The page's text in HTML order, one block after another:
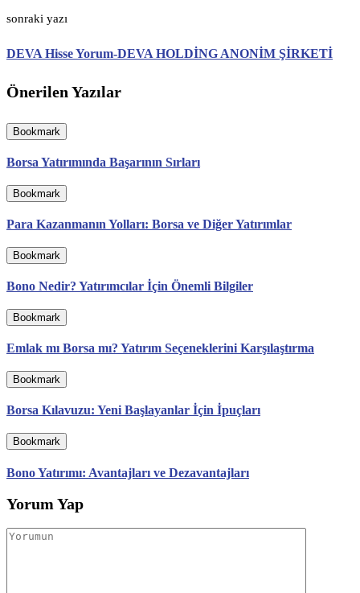
sonraki yazı
DEVA Hisse Yorum-DEVA HOLDİNG ANONİM ŞİRKETİ
Önerilen Yazılar
Bookmark
Borsa Yatırımında Başarının Sırları
Bookmark
Para Kazanmanın Yolları: Borsa ve Diğer Yatırımlar
Bookmark
Bono Nedir? Yatırımcılar İçin Önemli Bilgiler
Bookmark
Emlak mı Borsa mı? Yatırım Seçeneklerini Karşılaştırma
Bookmark
Borsa Kılavuzu: Yeni Başlayanlar İçin İpuçları
Bookmark
Bono Yatırımı: Avantajları ve Dezavantajları
Yorum Yap